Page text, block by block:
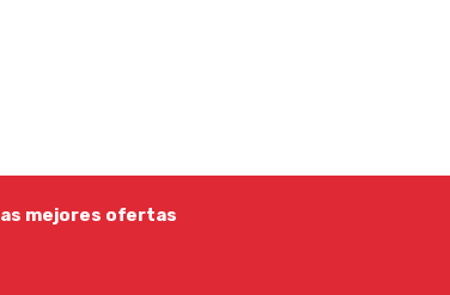
las mejores ofertas